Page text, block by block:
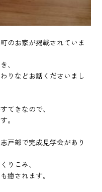
のお家が掲載されていま
、
りなどお話くださいまし
てきなので、
。
戸部で完成見学会があり
りこみ、
癒されます。